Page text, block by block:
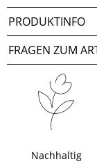
PRODUKTINFO
FRAGEN ZUM
Nachhaltig